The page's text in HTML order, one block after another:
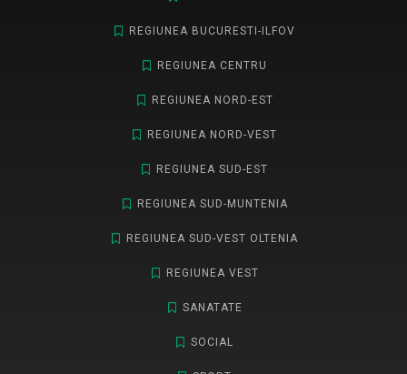
REGIUNEA BUCURESTI-ILFOV
REGIUNEA CENTRU
REGIUNEA NORD-EST
REGIUNEA NORD-VEST
REGIUNEA SUD-EST
REGIUNEA SUD-MUNTENIA
REGIUNEA SUD-VEST OLTENIA
REGIUNEA VEST
SANATATE
SOCIAL